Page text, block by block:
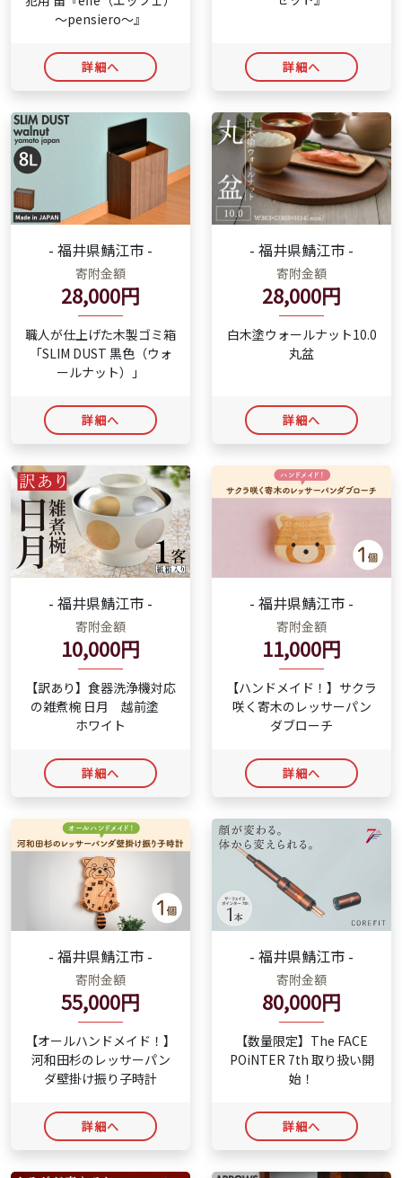
～pensiero～』
詳細へ 詳細へ
- 福井県鯖江市 -
寄附金額
28,000円
職人が仕上げた木製ゴミ箱
「SLIM DUST 黒色（ウォ
ールナット）」
詳細へ
- 福井県鯖江市 -
寄附金額
28,000円
白木塗ウォールナット10.0
丸盆
詳細へ
- 福井県鯖江市 -
寄附金額
10,000円
【訳あり】食器洗浄機対応
の雑煮椀 日月 越前塗
ホワイト
詳細へ
- 福井県鯖江市 -
寄附金額
11,000円
【ハンドメイド！】サクラ
咲く寄木のレッサーパン
ダブローチ
詳細へ
- 福井県鯖江市 -
寄附金額
55,000円
【オールハンドメイド！】
河和田杉のレッサーパン
ダ壁掛け振り子時計
詳細へ
- 福井県鯖江市 -
寄附金額
80,000円
【数量限定】The FACE
POiNTER 7th 取り扱い開
始！
詳細へ